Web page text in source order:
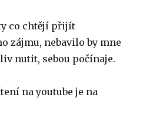
co chtějí přijít
zájmu, nebavilo by mne
nutit, sebou počínaje.
na youtube je na